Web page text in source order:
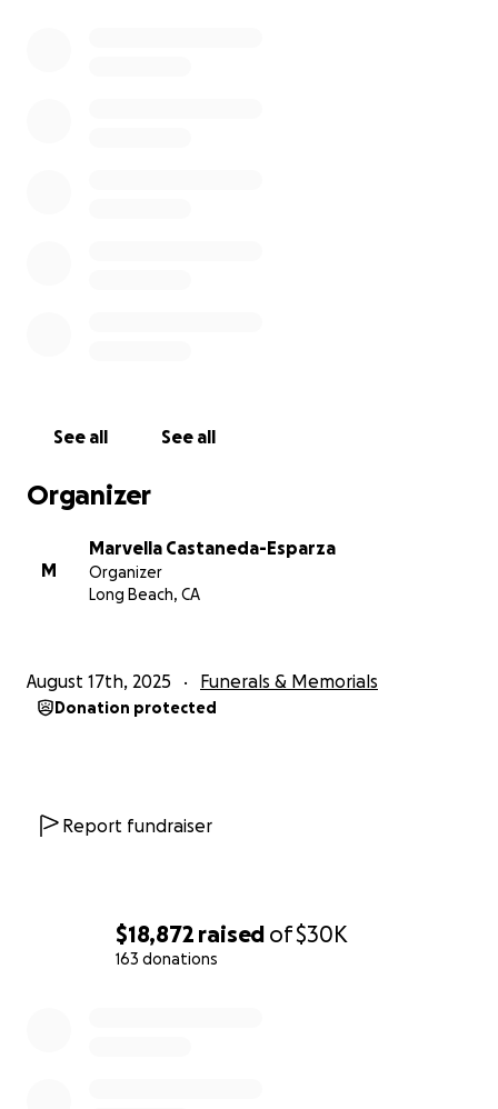
$18,872 raised of$30K
163 donations
See all See all
Organizer
M
Marvella Castaneda-Esparza
Organizer
Long Beach, CA
August 17th, 2025 Funerals & Memorials
Donation protected
Report fundraiser